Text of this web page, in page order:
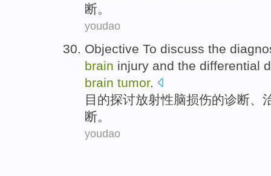
断。
youdao
Objective To discuss the
brain injury and the differential
brain tumor.
目的探讨放射性脑损伤的诊断、
断。
youdao